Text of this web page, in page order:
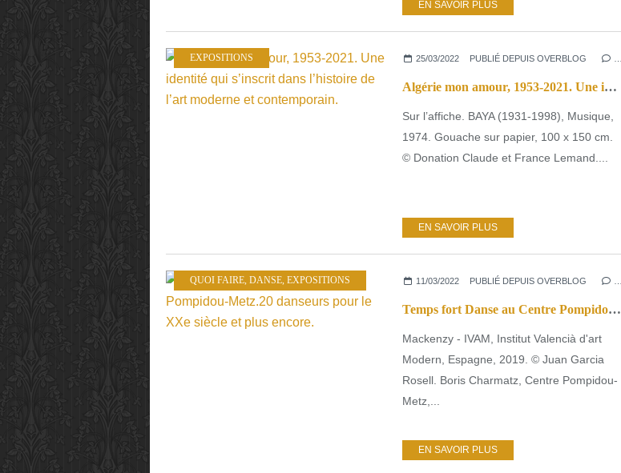
EN SAVOIR PLUS
EXPOSITIONS 25/03/2022 PUBLIÉ DEPUIS OVERBLOG
Algérie mon amour, 1953-2021. Une identité qui s’inscrit dans l’histoire de l’art moderne et contemporain.
Sur l’affiche. BAYA (1931-1998), Musique,
1974. Gouache sur papier, 100 x 150 cm.
© Donation Claude et France Lemand....
EN SAVOIR PLUS
QUOI FAIRE DANSE EXPOSITIONS 11/03/2022 PUBLIÉ DEPUIS OVERBLOG
Temps fort Danse au Centre Pompidou-Metz.20 danseurs pour le XXe siècle et plus encore.
Mackenzy - IVAM, Institut Valencià d'art
Modern, Espagne, 2019. © Juan Garcia
Rosell. Boris Charmatz, Centre Pompidou-
Metz,...
EN SAVOIR PLUS